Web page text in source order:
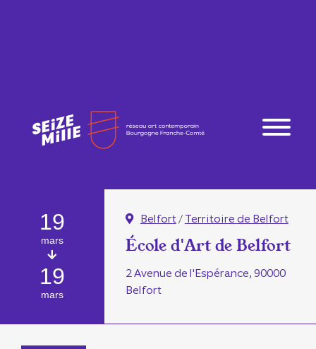
19
mars
19
mars
Belfort/Territoire de Belfort
École d'Art de Belfort
2 Avenue de l'Espérance, 90000
Belfort